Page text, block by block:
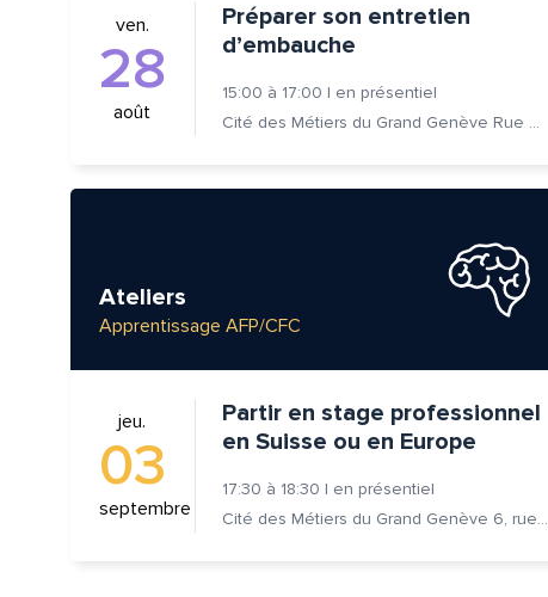
ven.
28
août
Préparer son entretien
d’embauche
15:00 à 17:00 | en présentiel
Cité des Métiers du Grand Genève Rue Prévost-Martin 6 1205 Genève
Ateliers
Apprentissage AFP/CFC
jeu.
03
septembre
Partir en stage professionnel
en Suisse ou en Europe
17:30 à 18:30 | en présentiel
Cité des Métiers du Grand Genève 6, rue Prévost-Martin 1205 Genève